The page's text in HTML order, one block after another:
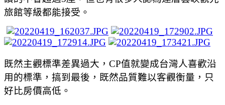
旅館等級都能接受。
既然主觀標準差異過大 ， CP值就變成台灣人喜歡沿
用的標準 ， 搞到最後 ， 既然品質難以客觀衡量 ， 只
好比房價高低 。